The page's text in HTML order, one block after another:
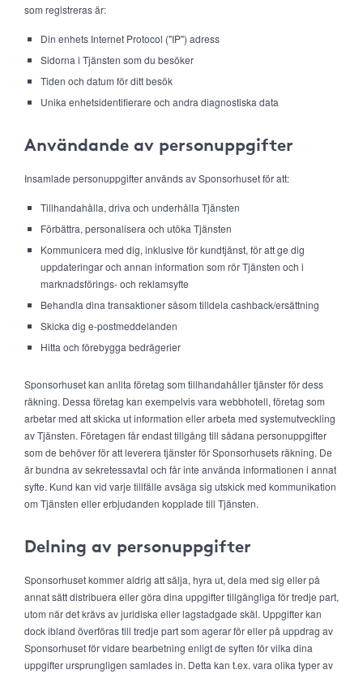
som registreras är:
Din enhets Internet Protocol ("IP") adress
Sidorna i Tjänsten som du besöker
Tiden och datum för ditt besök
Unika enhetsidentifierare och andra diagnostiska data
Användande av personuppgifter
Insamlade personuppgifter används av Sponsorhuset för att:
Tillhandahålla, driva och underhålla Tjänsten
Förbättra, personalisera och utöka Tjänsten
Kommunicera med dig, inklusive för kundtjänst, för att ge dig
uppdateringar och annan information som rör Tjänsten och i
marknadsförings- och reklamsyfte
Behandla dina transaktioner såsom tilldela cashback/ersättning
Skicka dig e-postmeddelanden
Hitta och förebygga bedrägerier
Sponsorhuset kan anlita företag som tillhandahåller tjänster för dess
räkning. Dessa företag kan exempelvis vara webbhotell, företag som
arbetar med att skicka ut information eller arbeta med systemutveckling
av Tjänsten. Företagen får endast tillgång till sådana personuppgifter
som de behöver för att leverera tjänster för Sponsorhusets räkning. De
är bundna av sekretessavtal och får inte använda informationen i annat
syfte. Kund kan vid varje tillfälle avsäga sig utskick med kommunikation
om Tjänsten eller erbjudanden kopplade till Tjänsten.
Delning av personuppgifter
Sponsorhuset kommer aldrig att sälja, hyra ut, dela med sig eller på
annat sätt distribuera eller göra dina uppgifter tillgängliga för tredje part,
utom när det krävs av juridiska eller lagstadgade skäl. Uppgifter kan
dock ibland överföras till tredje part som agerar för eller på uppdrag av
Sponsorhuset för vidare bearbetning enligt de syften för vilka dina
uppgifter ursprungligen samlades in. Detta kan t.ex. vara olika typer av